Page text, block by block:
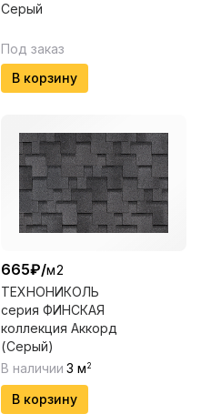
Серый
Под заказ
В корзину
665₽/м2
ТЕХНОНИКОЛЬ
серия ФИНСКАЯ
коллекция Аккорд
(Серый)
В наличии 3 м 2
В корзину